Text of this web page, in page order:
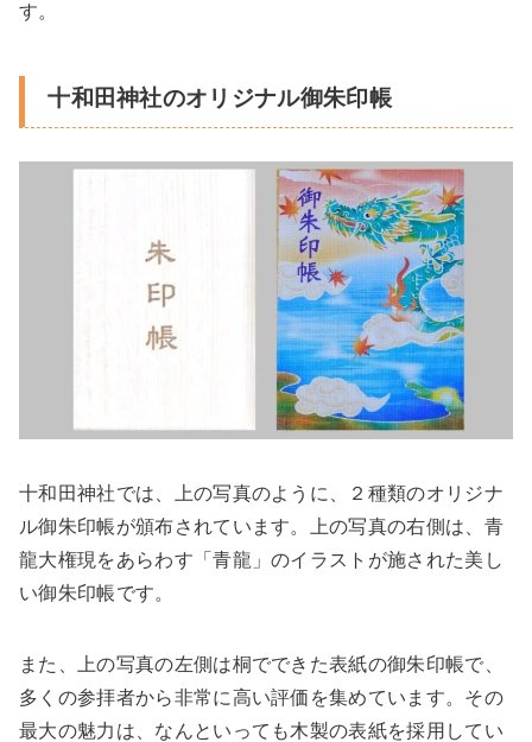
す。
十和田神社のオリジナル御朱印帳
十和田神社では、上の写真のように、２種類のオリジナ
ル御朱印帳が頒布されています。上の写真の右側は、青
龍大権現をあらわす「青龍」のイラストが施された美し
い御朱印帳です。
また、上の写真の左側は桐でできた表紙の御朱印帳で、
多くの参拝者から非常に高い評価を集めています。その
最大の魅力は、なんといっても木製の表紙を採用してい